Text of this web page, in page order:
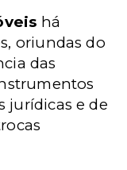
há
oriundas do
das
jurídicas e de